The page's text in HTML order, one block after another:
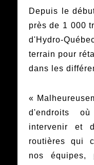
Depuis le
près de 1 000
d'Hydro-
terrain pour
dans les
«
d'endroits
intervenir et
routières qui
nos équipes,